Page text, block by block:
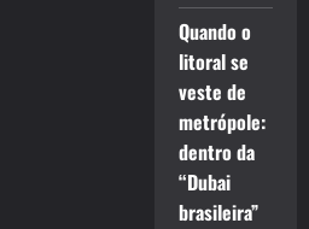
Quando o
litoral se
veste de
metrópole:
dentro da
“Dubai
brasileira”